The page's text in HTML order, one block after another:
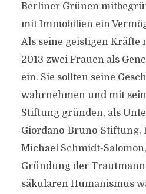
Berliner Grünen
mit Immobilien ein
Als seine geistigen Kräfte
2013 zwei Frauen als
ein. Sie sollten seine
wahrnehmen und mit
Stiftung gründen, als
Giordano-Bruno-Stiftung.
Michael Schmidt-
Gründung der
säkularen Humanismus